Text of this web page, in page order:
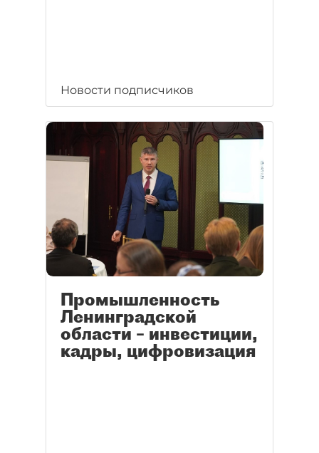
Новости подписчиков
Промышленность
Ленинградской
области – инвестиции,
кадры, цифровизация